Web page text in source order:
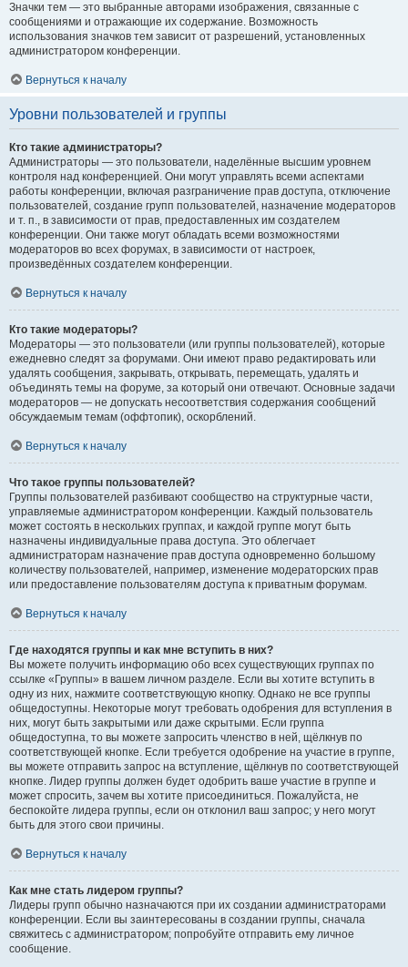
Значки тем — это выбранные авторами изображения, связанные с
сообщениями и отражающие их содержание. Возможность
использования значков тем зависит от разрешений, установленных
администратором конференции.
Вернуться к началу
Уровни пользователей и группы
Кто такие администраторы?
Администраторы — это пользователи, наделённые высшим уровнем
контроля над конференцией. Они могут управлять всеми аспектами
работы конференции, включая разграничение прав доступа, отключение
пользователей, создание групп пользователей, назначение модераторов
и т. п., в зависимости от прав, предоставленных им создателем
конференции. Они также могут обладать всеми возможностями
модераторов во всех форумах, в зависимости от настроек,
произведённых создателем конференции.
Вернуться к началу
Кто такие модераторы?
Модераторы — это пользователи (или группы пользователей), которые
ежедневно следят за форумами. Они имеют право редактировать или
удалять сообщения, закрывать, открывать, перемещать, удалять и
объединять темы на форуме, за который они отвечают. Основные задачи
модераторов — не допускать несоответствия содержания сообщений
обсуждаемым темам (оффтопик), оскорблений.
Вернуться к началу
Что такое группы пользователей?
Группы пользователей разбивают сообщество на структурные части,
управляемые администратором конференции. Каждый пользователь
может состоять в нескольких группах, и каждой группе могут быть
назначены индивидуальные права доступа. Это облегчает
администраторам назначение прав доступа одновременно большому
количеству пользователей, например, изменение модераторских прав
или предоставление пользователям доступа к приватным форумам.
Вернуться к началу
Где находятся группы и как мне вступить в них?
Вы можете получить информацию обо всех существующих группах по
ссылке «Группы» в вашем личном разделе. Если вы хотите вступить в
одну из них, нажмите соответствующую кнопку. Однако не все группы
общедоступны. Некоторые могут требовать одобрения для вступления в
них, могут быть закрытыми или даже скрытыми. Если группа
общедоступна, то вы можете запросить членство в ней, щёлкнув по
соответствующей кнопке. Если требуется одобрение на участие в группе,
вы можете отправить запрос на вступление, щёлкнув по соответствующей
кнопке. Лидер группы должен будет одобрить ваше участие в группе и
может спросить, зачем вы хотите присоединиться. Пожалуйста, не
беспокойте лидера группы, если он отклонил ваш запрос; у него могут
быть для этого свои причины.
Вернуться к началу
Как мне стать лидером группы?
Лидеры групп обычно назначаются при их создании администраторами
конференции. Если вы заинтересованы в создании группы, сначала
свяжитесь с администратором; попробуйте отправить ему личное
сообщение.